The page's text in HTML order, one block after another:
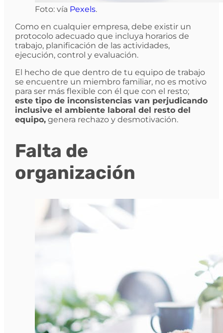
Foto: vía Pexels.
Como en cualquier empresa, debe existir un
protocolo adecuado que incluya horarios de
trabajo, planificación de las actividades,
ejecución, control y evaluación.
El hecho de que dentro de tu equipo de trabajo
se encuentre un miembro familiar, no es motivo
para ser más flexible con él que con el resto;
este tipo de inconsistencias van perjudicando
inclusive el ambiente laboral del resto del
equipo,genera rechazo y desmotivación.
Falta de
organización